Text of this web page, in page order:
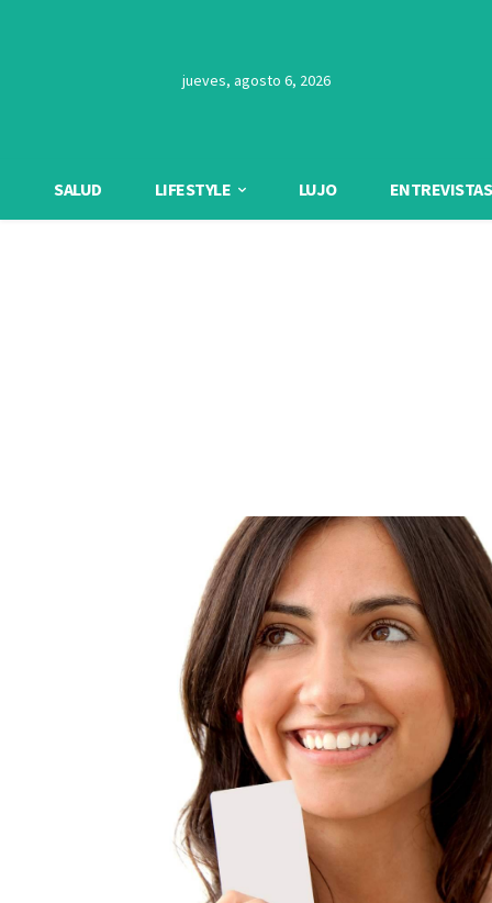
jueves, agosto 6, 2026
SALUD LIFESTYLE LUJO ENTREVISTAS